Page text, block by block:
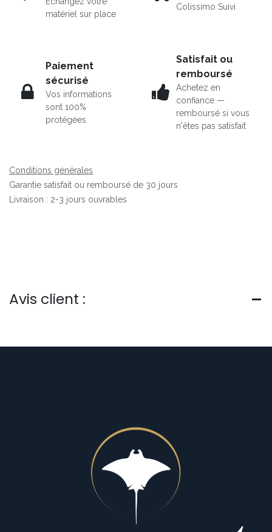
matériel sur place
Colissimo Suivi
Paiement
sécurisé
Vos informations
sont 100%
protégées
Satisfait ou
remboursé
Achetez en
confiance —
remboursé si vous
n'êtes pas satisfait
Conditions générales
Garantie satisfait ou remboursé de 30 jours
Livraison : 2-3 jours ouvrables
Avis client :